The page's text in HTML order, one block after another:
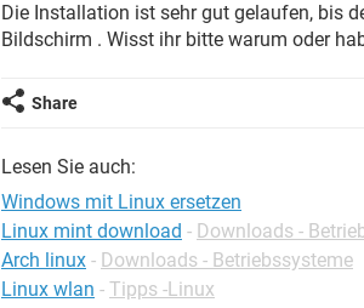
Die Installation ist sehr gut gelaufen, bis
Bildschirm . Wisst ihr bitte warum oder
Share
Lesen Sie auch:
Windows mit Linux ersetzen
Linux mint download - Downloads -
Arch linux - Downloads - Betriebssysteme
Linux wlan - Tipps -Linux